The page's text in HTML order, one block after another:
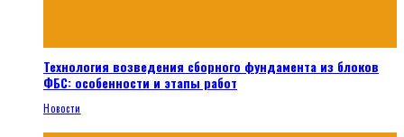
Технология возведения сборного фундамента из блоков
ФБС: особенности и этапы работ
Новости